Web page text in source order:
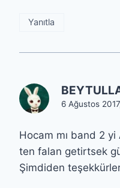
Yanıtla
6 Ağustos
Hocam mı band 2
ten falan getirtsek
Şimdiden